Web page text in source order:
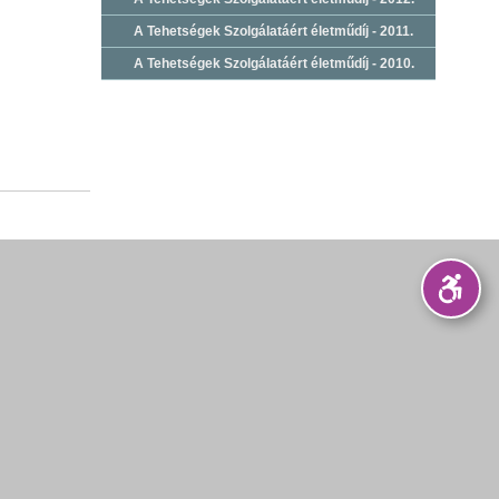
A Tehetségek Szolgálatáért életműdíj - 2011.
A Tehetségek Szolgálatáért életműdíj - 2010.